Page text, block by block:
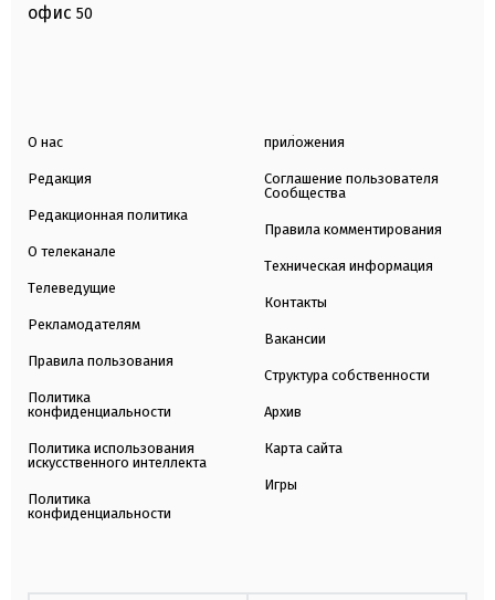
офис 50
О нас
Редакция
Редакционная политика
О телеканале
Телеведущие
Рекламодателям
Правила пользования
Политика
конфиденциальности
Политика использования
искусственного интеллекта
Политика
конфиденциальности
приложения
Соглашение пользователя
Сообщества
Правила комментирования
Техническая информация
Контакты
Вакансии
Структура собственности
Архив
Карта сайта
Игры